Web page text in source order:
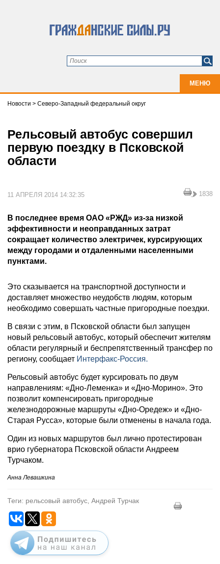
МЕНЮ
Новости > Северо-Западный федеральный округ
Рельсовый автобус совершил
первую поездку в Псковской
области
11 АПРЕЛЯ 2014 14:32:35 1838
В последнее время ОАО «РЖД» из-за низкой
эффективности и неоправданных затрат
сокращает количество электричек, курсирующих
между городами и отдаленными населенными
пунктами.
Это сказывается на транспортной доступности и
доставляет множество неудобств людям, которым
необходимо совершать частные пригородные поездки.
В связи с этим, в Псковской области был запущен
новый рельсовый автобус, который обеспечит жителям
области регулярный и беспрепятственный трансфер по
региону, сообщает Интерфакс-Россия.
Рельсовый автобус будет курсировать по двум
направлениям: «Дно-Леменка» и «Дно-Морино». Это
позволит компенсировать пригородные
железнодорожные маршруты «Дно-Оредеж» и «Дно-
Старая Русса», которые были отменены в начала года.
Один из новых маршрутов был лично протестирован
врио губернатора Псковской области Андреем
Турчаком.
Анна Левашкина
Теги: рельсовый автобус, Андрей Турчак